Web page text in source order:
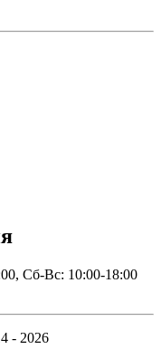
Сб-Вс: 10:00-18:00
- 2026